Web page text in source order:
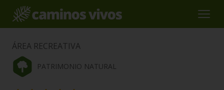
ÁREA RECREATIVA
PATRIMONIO NATURAL